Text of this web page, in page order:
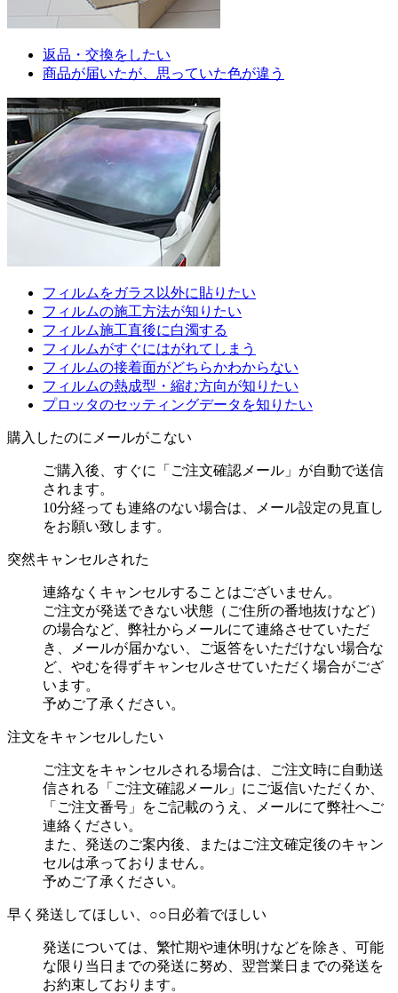
返品・交換をしたい
商品が届いたが、思っていた色が違う
フィルムをガラス以外に貼りたい
フィルムの施工方法が知りたい
フィルム施工直後に白濁する
フィルムがすぐにはがれてしまう
フィルムの接着面がどちらかわからない
フィルムの熱成型・縮む方向が知りたい
プロッタのセッティングデータを知りたい
購入したのにメールがこない
ご購入後、すぐに「ご注文確認メール」が自動で送信
されます。
10分経っても連絡のない場合は、メール設定の見直し
をお願い致します。
突然キャンセルされた
連絡なくキャンセルすることはございません。
ご注文が発送できない状態（ご住所の番地抜けなど）
の場合など、弊社からメールにて連絡させていただ
き、メールが届かない、ご返答をいただけない場合な
ど、やむを得ずキャンセルさせていただく場合がござ
います。
予めご了承ください。
注文をキャンセルしたい
ご注文をキャンセルされる場合は、ご注文時に自動送
信される「ご注文確認メール」にご返信いただくか、
「ご注文番号」をご記載のうえ、メールにて弊社へご
連絡ください。
また、発送のご案内後、またはご注文確定後のキャン
セルは承っておりません。
予めご了承ください。
早く発送してほしい、○○日必着でほしい
発送については、繁忙期や連休明けなどを除き、可能
な限り当日までの発送に努め、翌営業日までの発送を
お約束しております。